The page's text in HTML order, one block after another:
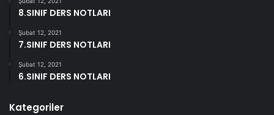
8.SINIF DERS NOTLARI
Şubat 12, 2021
7.SINIF DERS NOTLARI
Şubat 12, 2021
6.SINIF DERS NOTLARI
Kategoriler